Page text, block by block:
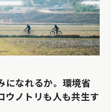
になれるか。環境省
ウノトリも人も共生す